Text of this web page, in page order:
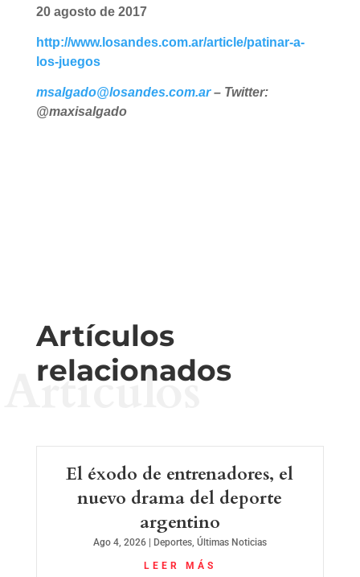
20 agosto de 2017
http://www.losandes.com.ar/article/patinar-a-
los-juegos
msalgado@losandes.com.ar– Twitter:
@maxisalgado
Artículos
relacionados
Artículos
El éxodo de entrenadores, el
nuevo drama del deporte
argentino
Ago 4, 2026| Deportes, Últimas Noticias
LEER MÁS